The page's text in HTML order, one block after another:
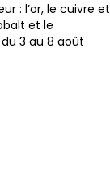
: l’or, le cuivre et
et le
3 au 8 août